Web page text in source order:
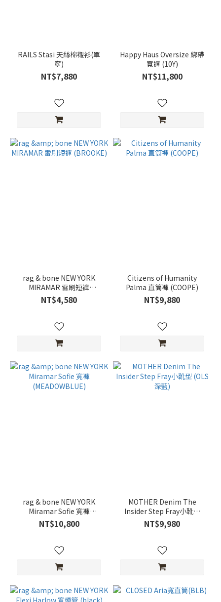
RAILS Stasi 天絲棉襯衫(單
寧)
NT$7,880
Happy Haus Oversize 綁帶
寬褲 (10Y)
NT$11,800
rag & bone NEW YORK
MIRAMAR 雷刷短褲
(BROOKE)
NT$4,580
Citizens of Humanity
Palma 直筒褲 (COOPE)
NT$9,880
rag & bone NEW YORK
Miramar Sofie 寬褲
(MEADOWBLUE)
NT$10,800
MOTHER Denim The
Insider Step Fray小靴型
(OLS深藍)
NT$9,980